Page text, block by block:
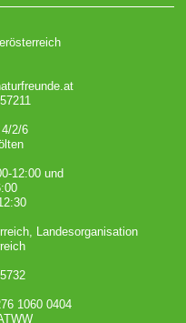
2/6
12:00 und
Landesorganisation
1060 0404